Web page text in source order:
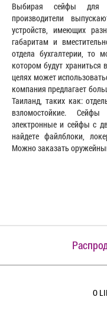
Выбирая сейфы для
производители
устройств, имеющих
габаритам и
отдела бухгалтерии, то
котором будут
целях может
компания предлагает
Таиланд, таких как:
взломостойкие.
электронные и сейфы с
найдете файлблоки,
Можно заказать
О